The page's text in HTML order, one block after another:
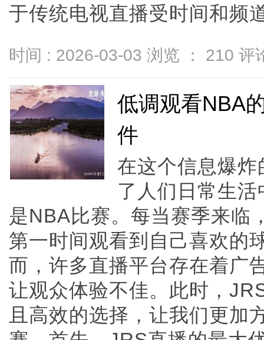
于传统电视直播受时间和频
时间 : 2026-03-03 浏览 ： 210 评
低调观看NBA
件
在这个信息爆
了人们日常生
是NBA比赛。每当赛季来临
第一时间观看到自己喜欢的
而，许多直播平台存在着广
让观众体验不佳。此时，
且高效的选择，让我们更加